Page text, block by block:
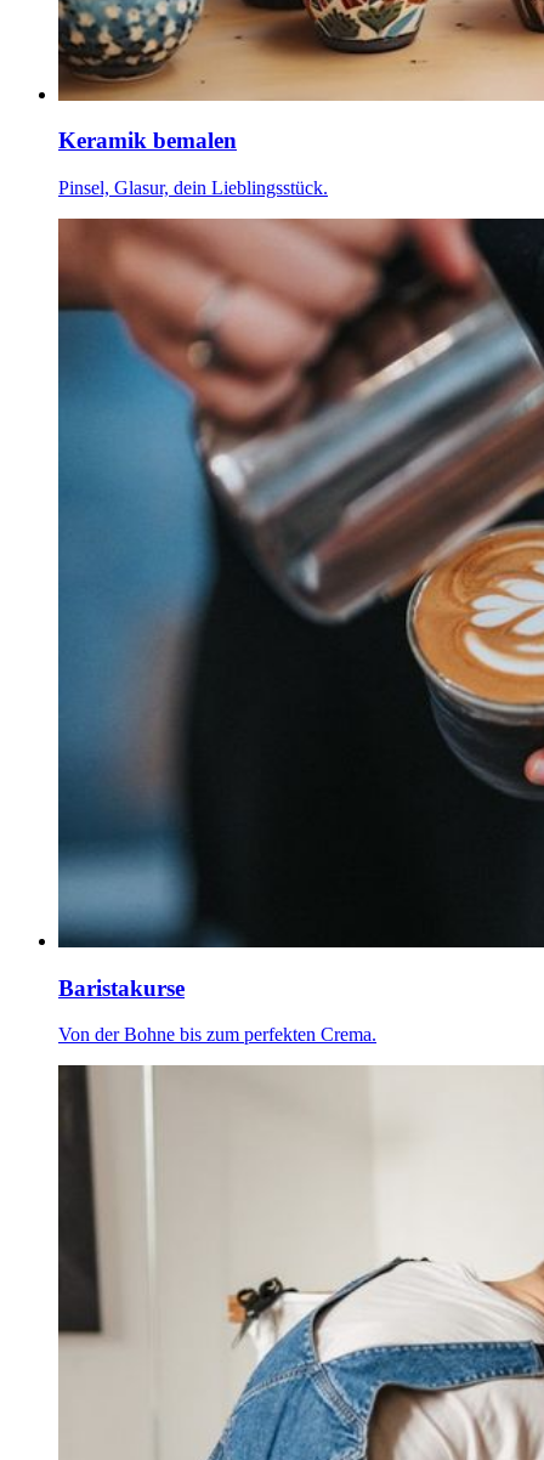
Keramik bemalen
Pinsel, Glasur, dein Lieblingsstück.
Baristakurse
Von der Bohne bis zum perfekten Crema.